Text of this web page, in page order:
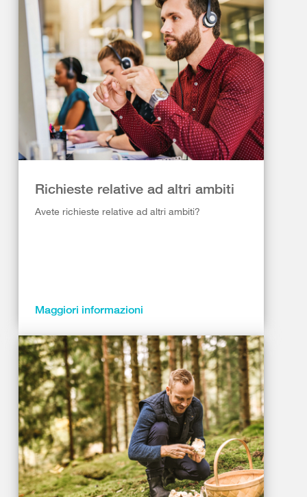
Richieste relative ad altri ambiti
Avete richieste relative ad altri ambiti?
Maggiori informazioni